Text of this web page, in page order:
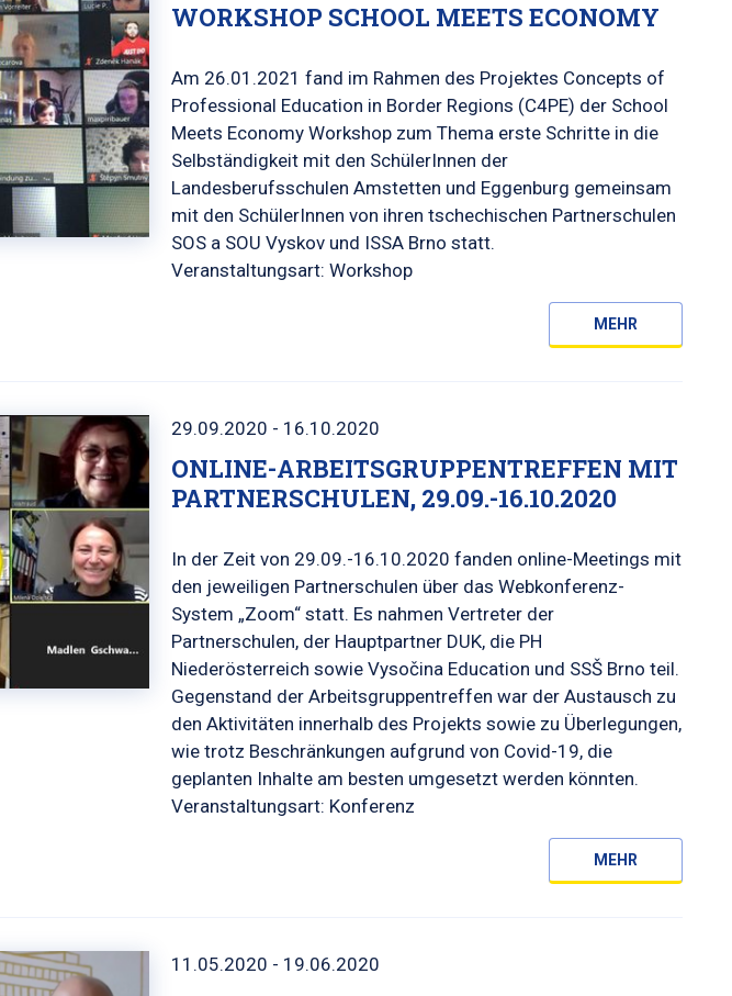
WORKSHOP SCHOOL MEETS ECONOMY
Am 26.01.2021 fand im Rahmen des Projektes Concepts of
Professional Education in Border Regions (C4PE) der School
Meets Economy Workshop zum Thema erste Schritte in die
Selbständigkeit mit den SchülerInnen der
Landesberufsschulen Amstetten und Eggenburg gemeinsam
mit den SchülerInnen von ihren tschechischen Partnerschulen
SOS a SOU Vyskov und ISSA Brno statt.
Veranstaltungsart: Workshop
MEHR
29.09.2020 - 16.10.2020
ONLINE-ARBEITSGRUPPENTREFFEN MIT
PARTNERSCHULEN, 29.09.-16.10.2020
In der Zeit von 29.09.-16.10.2020 fanden online-Meetings mit
den jeweiligen Partnerschulen über das Webkonferenz-
System „Zoom“ statt. Es nahmen Vertreter der
Partnerschulen, der Hauptpartner DUK, die PH
Niederösterreich sowie Vysočina Education und SSŠ Brno teil.
Gegenstand der Arbeitsgruppentreffen war der Austausch zu
den Aktivitäten innerhalb des Projekts sowie zu Überlegungen,
wie trotz Beschränkungen aufgrund von Covid-19, die
geplanten Inhalte am besten umgesetzt werden könnten.
Veranstaltungsart: Konferenz
MEHR
11.05.2020 - 19.06.2020